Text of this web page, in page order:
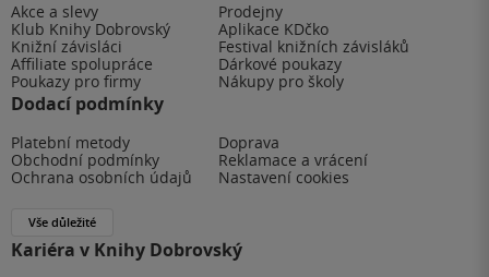
Akce a slevy
Prodejny
Klub Knihy Dobrovský
Aplikace KDčko
Knižní závisláci
Festival knižních závisláků
Affiliate spolupráce
Dárkové poukazy
Poukazy pro firmy
Nákupy pro školy
Dodací podmínky
Platební metody
Doprava
Obchodní podmínky
Reklamace a vrácení
Ochrana osobních údajů
Nastavení cookies
Vše důležité
Kariéra v Knihy Dobrovský